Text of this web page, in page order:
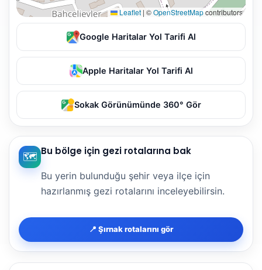
Leaflet | ©OpenStreetMapcontributors
Google Haritalar Yol Tarifi Al
Apple Haritalar Yol Tarifi Al
Sokak Görünümünde 360° Gör
🗺️ Bu bölge için gezi rotalarına bak
Bu yerin bulunduğu şehir veya ilçe için
hazırlanmış gezi rotalarını inceleyebilirsin.
📍 Şırnak rotalarını gör